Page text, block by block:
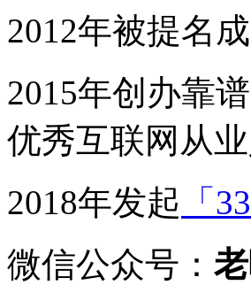
2012年被提名
2015年创办靠
优秀互联网从
2018年发起 「
微信公众号：